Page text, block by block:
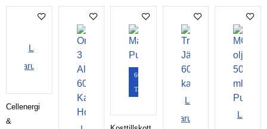
Lägg i
varukorgen
Cellenergi
&
60
Tabletter
Lägg i
varukorgen
Lägg i